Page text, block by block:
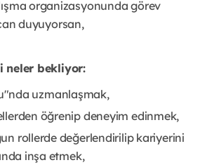
organizasyonunda görev
duyuyorsan,
neler bekliyor:
uzmanlaşmak,
öğrenip deneyim edinmek,
rollerde değerlendirilip kariyerini
inşa etmek,